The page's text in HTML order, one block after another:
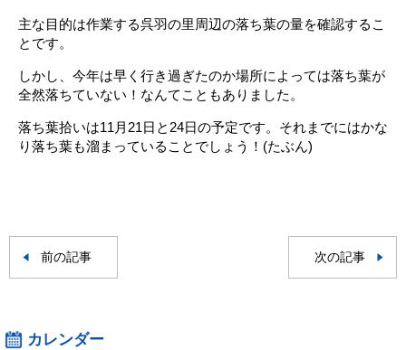
主な目的は作業する呉羽の里周辺の落ち葉の量を確認するこ
とです。
しかし、今年は早く行き過ぎたのか場所によっては落ち葉が
全然落ちていない！なんてこともありました。
落ち葉拾いは11月21日と24日の予定です。それまでにはかな
り落ち葉も溜まっていることでしょう！(たぶん)
前の記事 次の記事
カレンダー